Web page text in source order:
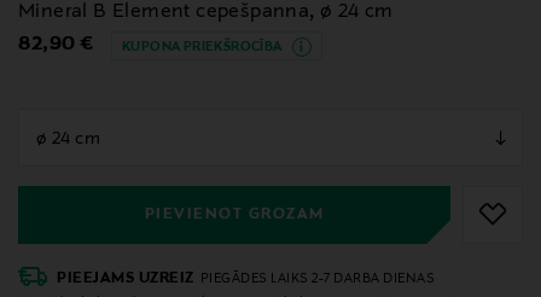
Mineral B Element cepešpanna, ø 24 cm
Original Price
82,90 € KUPONA PRIEKŠROCĪBA
PIEVIENOT GROZAM
PIEEJAMS UZREIZ
PIEGĀDES LAIKS 2-7 DARBA DIENAS